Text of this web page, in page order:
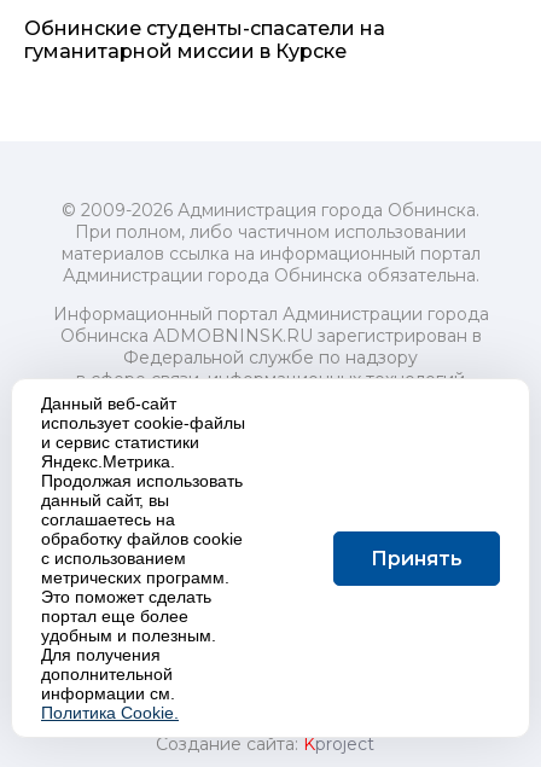
Обнинские студенты-спасатели на
гуманитарной миссии в Курске
© 2009-2026 Администрация города Обнинска.
При полном, либо частичном использовании
материалов ссылка на информационный портал
Администрации города Обнинска обязательна.
Информационный портал Администрации города
Обнинска ADMOBNINSK.RU зарегистрирован в
Федеральной службе по надзору
в сфере связи, информационных технологий
и массовых коммуникаций (Роскомнадзор) 24 июля
2018 года.
Свидетельство о регистрации Эл № ФС77-73321
Учредитель: Администрация (исполнительно-
распорядительный орган) городского округа "Город
Обнинск". Главный редактор: Байкова Е.А.
Адрес электронной почты Редакции:
redactor@admobninsk.ru
Телефон Редакции: +7 (484) 395-85-85
Настоящий ресурс содержит материалы 18+
Политика в отношении обработки персональных
Создание сайта:Kproject
Данный веб-сайт
использует cookie-файлы
и сервис статистики
Яндекс.Метрика.
Продолжая использовать
данный сайт, вы
соглашаетесь на
обработку файлов cookie
с использованием
метрических программ.
Это поможет сделать
портал еще более
удобным и полезным.
Для получения
дополнительной
информации см.
Политика Cookie.
Принять